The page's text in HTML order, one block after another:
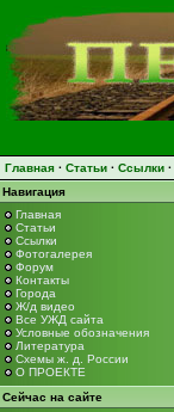
Главная · Статьи · Ссылки ·
Навигация
Главная
Статьи
Ссылки
Фотогалерея
Форум
Контакты
Города
Ж/д видео
Все УЖД сайта
Условные обозначения
Литература
Схемы ж. д. России
О ПРОЕКТЕ
Сейчас на сайте